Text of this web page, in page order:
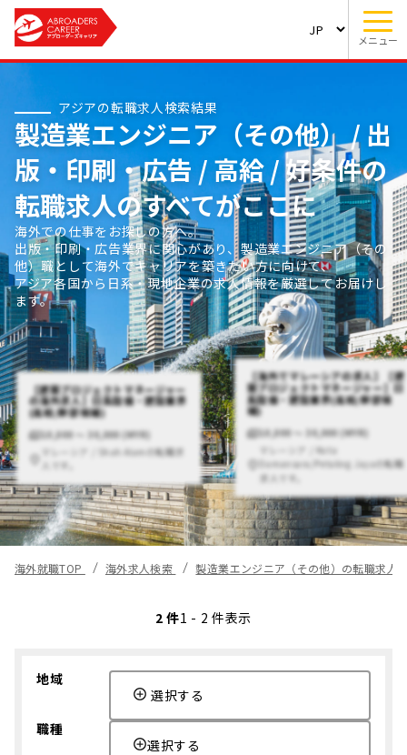
メニュー
アジアの転職求人検索結果
製造業エンジニア（その他） / 出
版・印刷・広告 / 高給 / 好条件の
転職求人のすべてがここに
海外での仕事をお探しの方へ。
出版・印刷・広告業界に関心があり、製造業エンジニア（その
他）職として海外でキャリアを築きたい方に向けて、
アジア各国から日系・現地企業の求人情報を厳選してお届けし
ます。
【建築プロジェクトマネージャー
の海外求人】日系設備・建設業界
(高給/幹部候補)
10,000 〜 30,000 (MYR)
マレーシア / Shah Alamの転職求
人です。
【海外でマレーシアの求人】【建
築プロジェクトマネージャー】日
系設備・建設業界(高給/幹部候
補)
10,000 〜 30,000 (MYR)
マレーシア / Kota
Damansara/Petaling Jayaの転職
求人です。
海外就職TOP 海外求人検索 製造業エンジニア（その他）の転職求人
2 件1 - 2 件表示
地域
選択する
職種
選択する